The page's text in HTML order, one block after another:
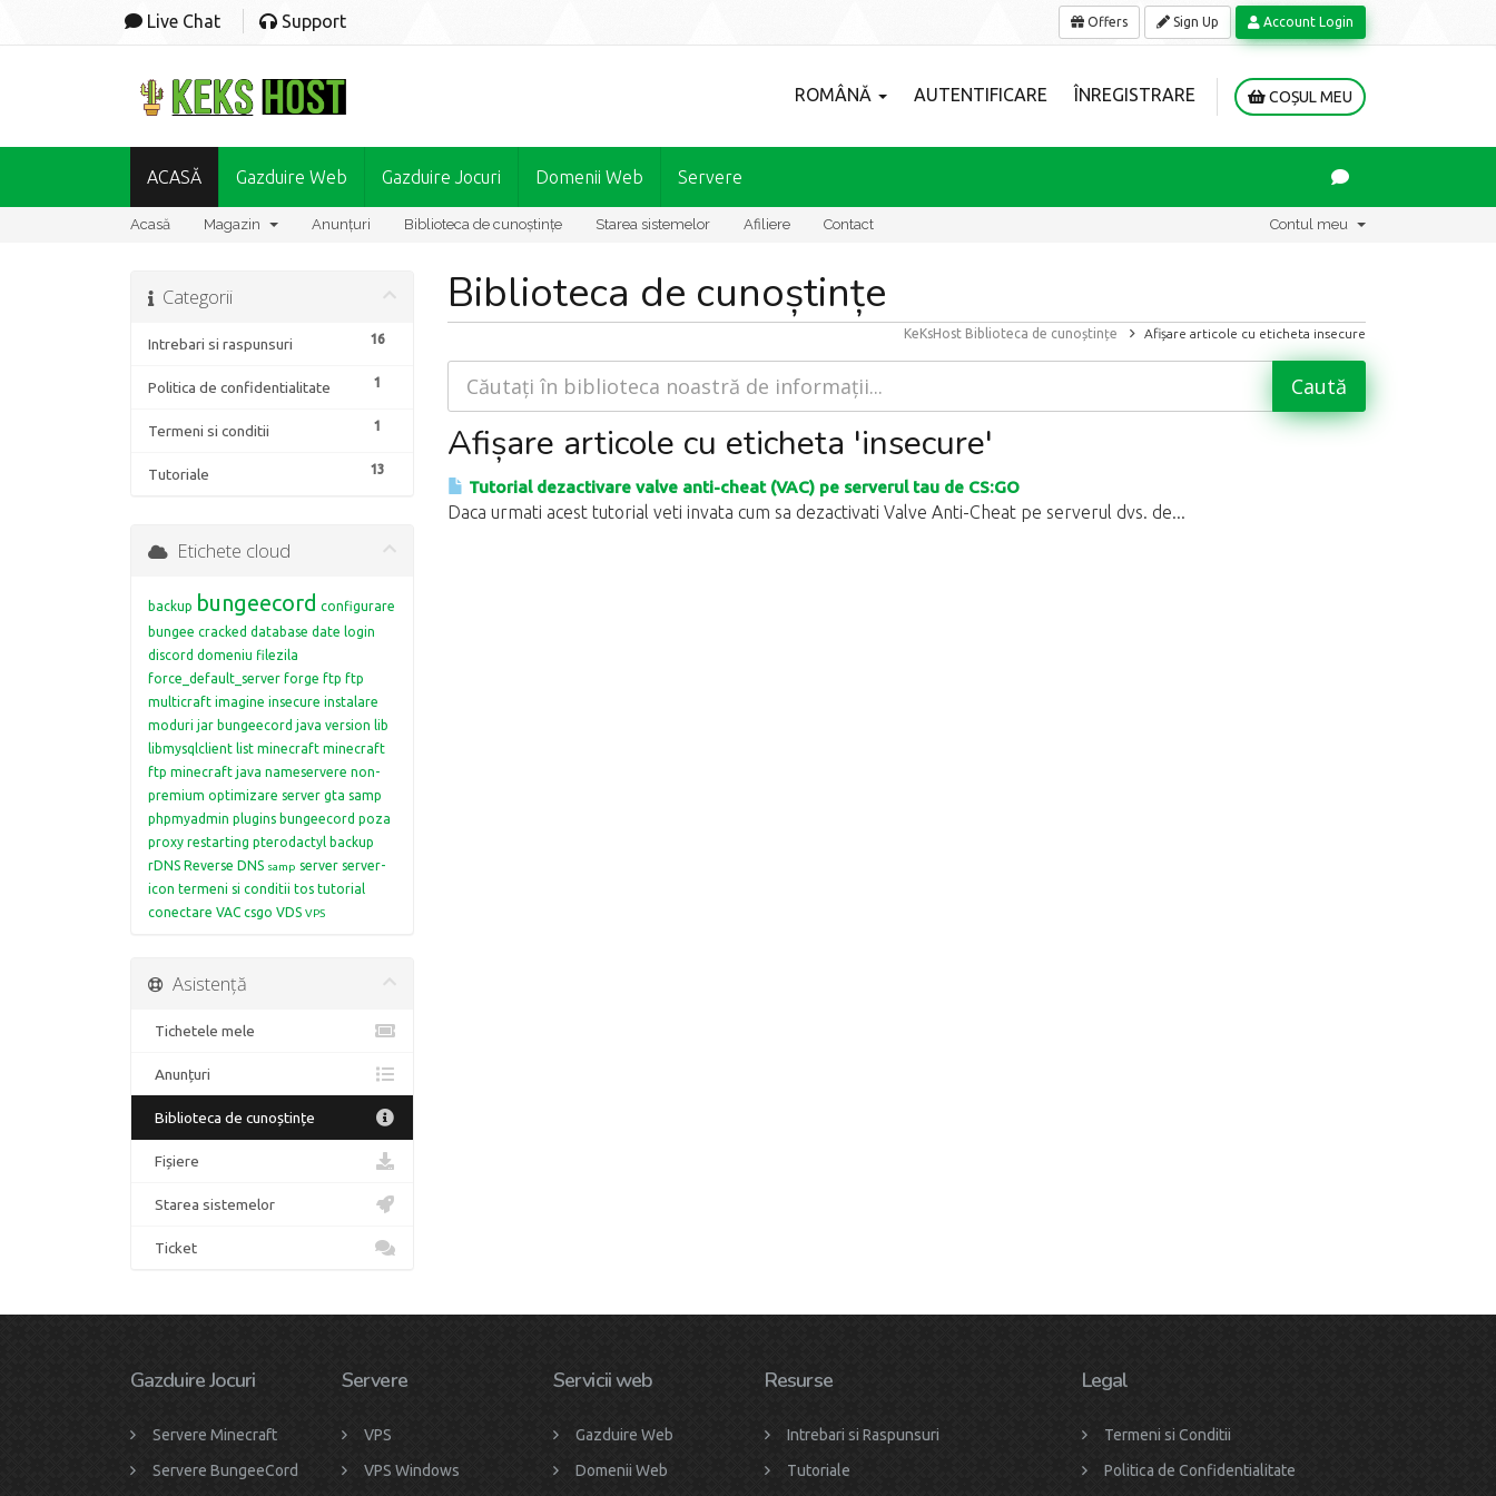
Live Chat Support Offers Sign Up Account Login
ROMÂNĂ AUTENTIFICARE ÎNREGISTRARE COȘUL MEU
ACASĂ Gazduire Web Gazduire Jocuri Domenii Web Servere
Acasă Magazin Anunțuri Biblioteca de cunoștințe Starea sistemelor Afiliere Contact Contul meu
Biblioteca de cunoștințe
KeKsHost Biblioteca de cunoștințe Afișare articole cu eticheta insecure
Categorii
16
Intrebari si raspunsuri
1
Politica de confidentialitate
1
Termeni si conditii
13
Tutoriale
Afișare articole cu eticheta 'insecure'
Tutorial dezactivare valve anti-cheat (VAC) pe serverul tau de CS:GO
Daca urmati acest tutorial veti invata cum sa dezactivati Valve Anti-Cheat pe serverul dvs. de...
Etichete cloud
backup bungeecord configurare
bungee cracked database date login
discord domeniu filezila
force_default_server forge ftp ftp
multicraft imagine insecure instalare
moduri jar bungeecord java version lib
libmysqlclient list minecraft minecraft
ftp minecraft java nameservere non-
premium optimizare server gta samp
phpmyadmin plugins bungeecord poza
proxy restarting pterodactyl backup
rDNS Reverse DNS samp server server-
icon termeni si conditii tos tutorial
conectare VAC csgo VDS VPS
Asistență
Tichetele mele
Anunțuri
Biblioteca de cunoștințe
Fișiere
Starea sistemelor
Ticket
Gazduire Jocuri
Servere Minecraft
Servere BungeeCord
Servere
VPS
VPS Windows
Servicii web
Gazduire Web
Domenii Web
Resurse
Intrebari si Raspunsuri
Tutoriale
Legal
Termeni si Conditii
Politica de Confidentialitate